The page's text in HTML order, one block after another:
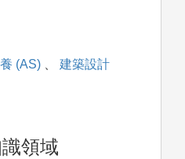
(AS) 、
建築設計
領域